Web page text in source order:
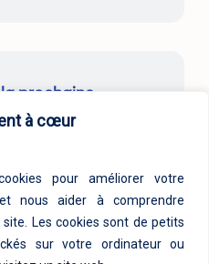
à cœur
pour améliorer votre
nous aider à comprendre
Les cookies sont de petits
sur votre ordinateur ou
prochaine